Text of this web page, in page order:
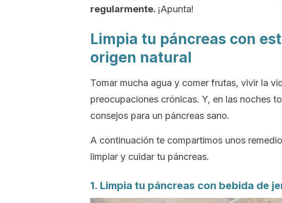
regularmente. ¡Apunta!
Limpia tu páncreas con
origen natural
Tomar mucha agua y comer frutas, vivir la
preocupaciones crónicas. Y, en las noches
consejos para un páncreas sano.
A continuación te compartimos unos
limpiar y cuidar tu páncreas.
1. Limpia tu páncreas con bebida de